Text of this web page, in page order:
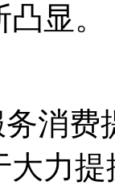
显。
消费
大力